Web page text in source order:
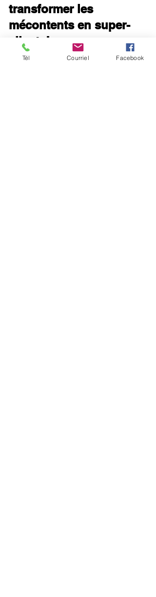
transformer les
mécontents en super-
clients!
Tél Courriel Facebook